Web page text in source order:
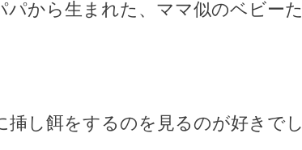
から生まれた、ママ似のベビーた
し餌をするのを見るのが好きでし